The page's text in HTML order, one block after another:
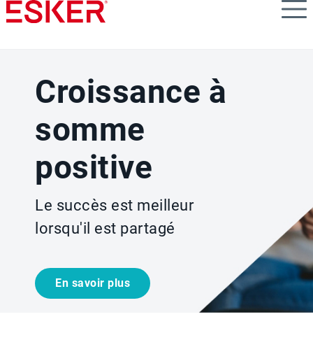
Skip
to
Croissance à
somme
positive
Le succès est meilleur
lorsqu'il est partagé
En savoir plus